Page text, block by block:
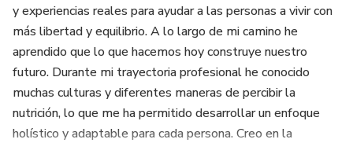
Atrévete a dar el paso hacia una vida más ligera, plena y
auténtica. Tu cuerpo ya sabe lo que necesita, ahora es
momento de escucharlo.
y experiencias reales para ayudar a las personas a vivir con
más libertad y equilibrio. A lo largo de mi camino he
aprendido que lo que hacemos hoy construye nuestro
futuro. Durante mi trayectoria profesional he conocido
muchas culturas y diferentes maneras de percibir la
nutrición, lo que me ha permitido desarrollar un enfoque
holístico y adaptable para cada persona. Creo en la